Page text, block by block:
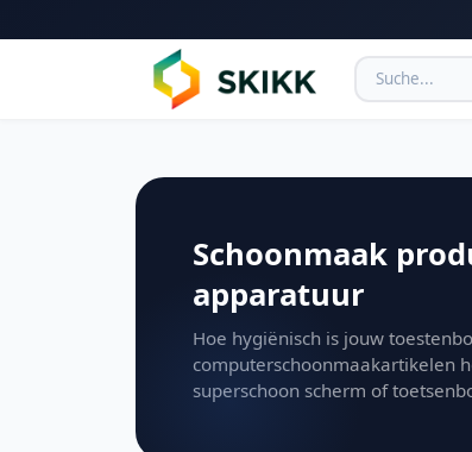
Schoonmaak
apparatuur
Hoe hygiënisch is jouw
computerschoonmaakartikelen
superschoon scherm of